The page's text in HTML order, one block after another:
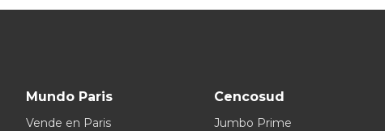
Mundo Paris
Vende en Paris
Cencosud
Jumbo Prime